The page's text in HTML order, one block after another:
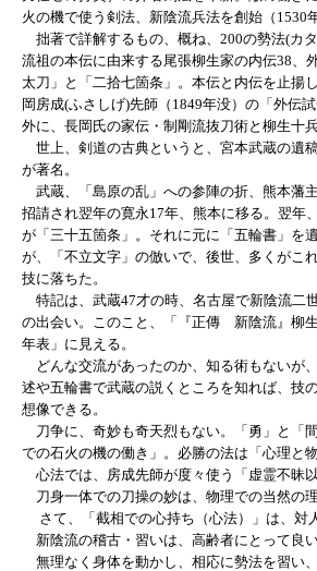
火の機で使う剣法、新陰流兵法を創始（1530
拙著で詳解するもの、概ね、200の勢法(カタ
流祖の本伝に由来する尾張柳生家の内伝38、
太刀」と「二拾七箇条」。本伝と内伝を止揚
岡房成(ふさしげ)先師（1849年没）の「外伝
外に、長岡氏の家伝・制剛流抜刀術と柳生十
世上、剣道の古典というと、宮本武蔵の遺
が著名。
武蔵、「島原の乱」への参陣の折、熊本藩
招請され翌年の寛永17年、熊本に移る。翌年
が「三十五箇条」。それに元に「五輪書」を
が、「不立文字」の倣いで、後世、多くがこ
技に落ちた。
特記は、武蔵47才の時、名古屋で新陰流二
の出会い。このこと、「『正傳 新陰流』柳
年表」に見える。
どんな交流があったのか、知る術もないが
述や五輪書で武蔵の説くところを知れば、技
想像できる。
刀争に、奇妙も奇天烈もない。「勇」と「
での石火の機の働き」。必勝の法は「心理と
心法では、房成先師が度々使う「虚霊不昧
刀身一体での刀操の妙は、物理での当然の理
さて、「截相での心持ち（心法）」は、対
新陰流の稽古・習いは、高齢者にとって良い
無理なく身体を動かし、相応に勢法を習い